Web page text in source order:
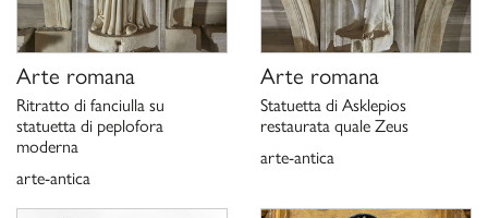
Arte romana
Ritratto di fanciulla su
statuetta di peplofora
moderna
arte-antica
Arte romana
Statuetta di Asklepios
restaurata quale Zeus
arte-antica